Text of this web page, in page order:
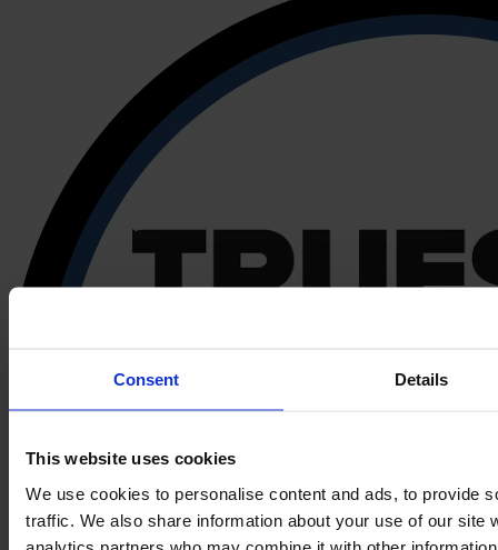
Consent Details
This website uses cookies
We use cookies to personalise content and ads, to provide
traffic. We also share information about your use of our site
analytics partners who may combine it with other